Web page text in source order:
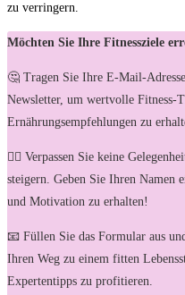
zu verringern.
Möchten Sie Ihre Fitnessziele
🤔 Tragen Sie Ihre E-Mail-
Newsletter, um wertvolle Fitness-
Ernährungsempfehlungen zu
🏋️‍♀️ Verpassen Sie keine
steigern. Geben Sie Ihren Namen
und Motivation zu erhalten!
📧 Füllen Sie das Formular aus
Ihren Weg zu einem fitten
Expertentipps zu profitieren.